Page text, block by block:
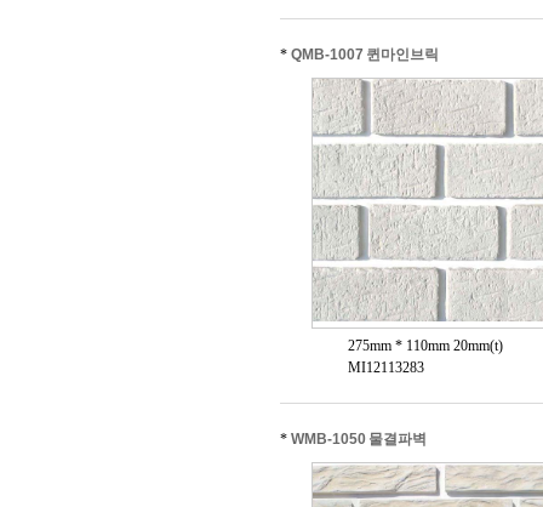
* QMB-1007 퀸마인브릭
275mm * 110mm 20mm(t)
MI12113283
* WMB-1050 물결파벽